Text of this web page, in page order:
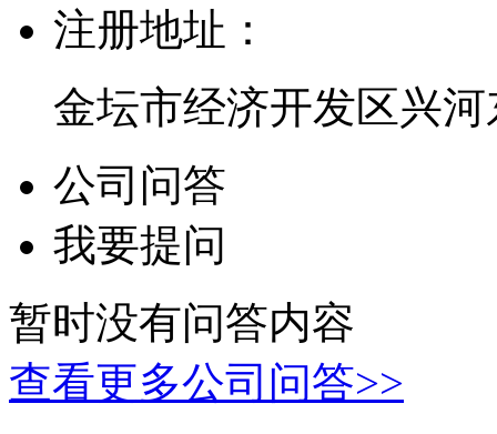
注册地址：
金坛市经济开发区兴河
公司问答
我要提问
暂时没有问答内容
查看更多公司问答>>